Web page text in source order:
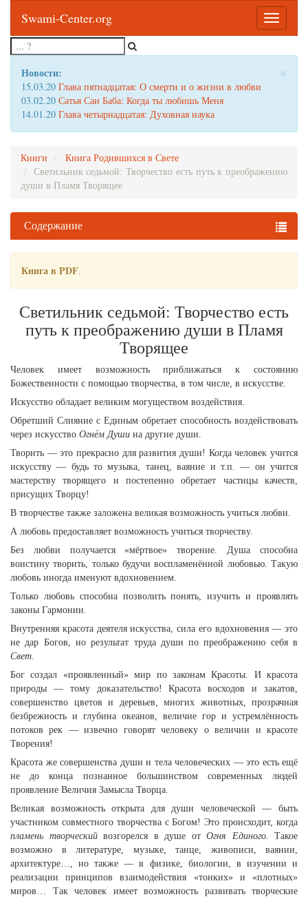
Toggle
Swami-Center.org
×
Новости:
15.03.20 Глава пятнадцатая: О смерти и о жизни в любви
03.02.20 Сатья Саи Баба: Когда ты любишь Меня
14.01.20 Глава четырнадцатая: Духовная наука
Книги
Книга Родившихся в Свете
Светильник седьмой: Творчество есть путь к преображению
души в Пламя Творящее
Содержание
Книга в PDF.
Светильник седьмой: Творчество есть
путь к преображению души в Пламя
Творящее
Человек имеет возможность приближаться к состоянию
Божественности с помощью творчества, в том числе, в искусстве.
Искусство обладает великим могуществом воздействия.
Обретший Слияние с Единым обретает способность воздействовать
через искусство Огнём Души на другие души.
Творить — это прекрасно для развития души! Когда человек учится
искусству — будь то музыка, танец, ваяние и т.п. — он учится
мастерству творящего и постепенно обретает частицы качеств,
присущих Творцу!
В творчестве также заложена великая возможность учиться любви.
А любовь предоставляет возможность учиться творчеству.
Без любви получается «мёртвое» творение. Душа способна
воистину творить, только будучи воспламенённой любовью. Такую
любовь иногда именуют вдохновением.
Только любовь способна позволить понять, изучить и проявлять
законы Гармонии.
Внутренняя красота деятеля искусства, сила его вдохновения — это
не дар Богов, но результат труда души по преображению себя в
Свет.
Бог создал «проявленный» мир по законам Красоты. И красота
природы — тому доказательство! Красота восходов и закатов,
совершенство цветов и деревьев, многих животных, прозрачная
безбрежность и глубина океанов, величие гор и устремлённость
потоков рек — извечно говорят человеку о величии и красоте
Творения!
Красота же совершенства души и тела человеческих — это есть ещё
не до конца познанное большинством современных людей
проявление Величия Замысла Творца.
Великая возможность открыта для души человеческой — быть
участником совместного творчества с Богом! Это происходит, когда
пламень творческийвозгорелся в душе от Огня Единого. Такое
возможно в литературе, музыке, танце, живописи, ваянии,
архитектуре…, но также — в физике, биологии, в изучении и
реализации принципов взаимодействия «тонких» и «плотных»
миров… Так человек имеет возможность развивать творческие